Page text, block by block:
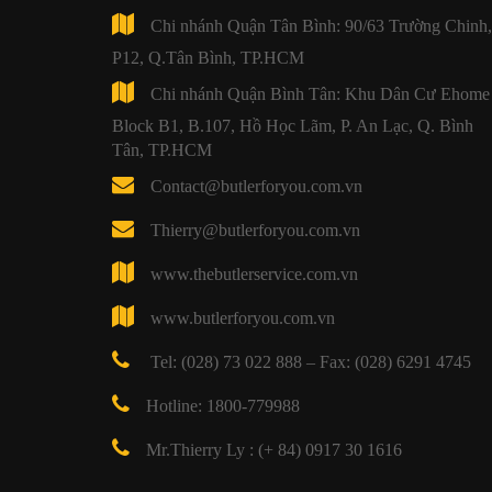
Chi nhánh Quận Tân Bình: 90/63 Trường Chinh,
P12, Q.Tân Bình, TP.HCM
Chi nhánh Quận Bình Tân: Khu Dân Cư
Block B1, B.107, Hồ Học Lãm, P. An Lạc, Q. Bình
Tân, TP.HCM
Contact@butlerforyou.com.vn
Thierry@butlerforyou.com.vn
www.thebutlerservice.com.vn
www.butlerforyou.com.vn
Tel: (028) 73 022 888 – Fax: (028) 6291 4745
Hotline: 1800-779988
Mr.Thierry Ly : (+ 84) 0917 30 1616